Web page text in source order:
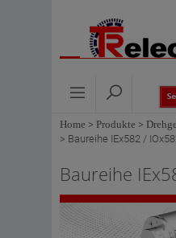
Home > Produkte >
> Baureihe IEx582 /
Baureihe